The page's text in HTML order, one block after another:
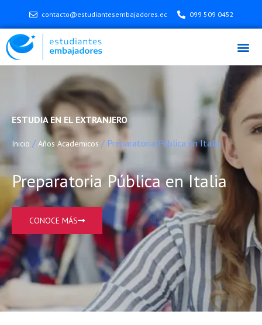
contacto@estudiantesembajadores.ec 099 509 0452
ESTUDIA EN EL EXTRANJERO
Inicio / Años Academicos / Preparatoria Pública en Italia
Preparatoria Pública en Italia
CONOCE MÁS